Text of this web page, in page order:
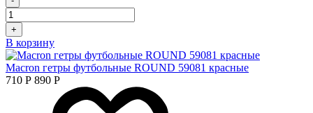
+
В корзину
Macron гетры футбольные ROUND 59081 красные
710 Р 890 Р